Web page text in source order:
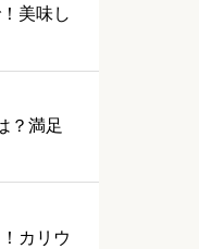
美味し
？満足
カリウ